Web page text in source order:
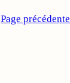
Page précédente